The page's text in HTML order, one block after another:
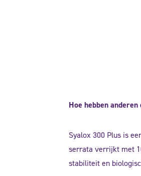
Hoe hebben
Syalox 300 Plus is
serrata verrijkt met
stabiliteit en